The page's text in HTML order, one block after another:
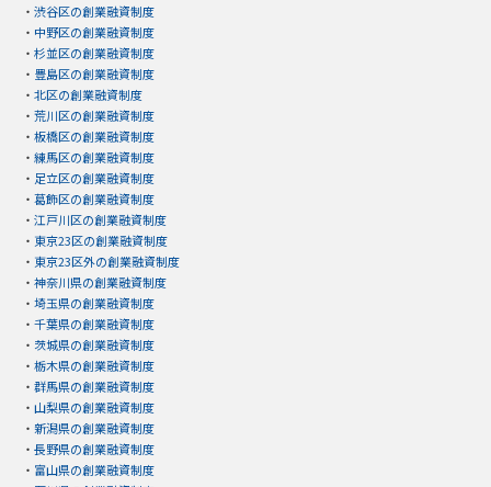
・ 渋谷区の創業融資制度
・ 中野区の創業融資制度
・ 杉並区の創業融資制度
・ 豊島区の創業融資制度
・ 北区の創業融資制度
・ 荒川区の創業融資制度
・ 板橋区の創業融資制度
・ 練馬区の創業融資制度
・ 足立区の創業融資制度
・ 葛飾区の創業融資制度
・ 江戸川区の創業融資制度
・ 東京23区の創業融資制度
・ 東京23区外の創業融資制度
・ 神奈川県の創業融資制度
・ 埼玉県の創業融資制度
・ 千葉県の創業融資制度
・ 茨城県の創業融資制度
・ 栃木県の創業融資制度
・ 群馬県の創業融資制度
・ 山梨県の創業融資制度
・ 新潟県の創業融資制度
・ 長野県の創業融資制度
・ 富山県の創業融資制度